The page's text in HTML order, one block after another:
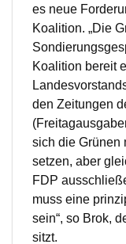
es neue
Koalition. „Die
Koalition bereit
den Zeitungen
sich die Grünen
setzen, aber
FDP
muss eine
sein“, so Brok,
sitzt.